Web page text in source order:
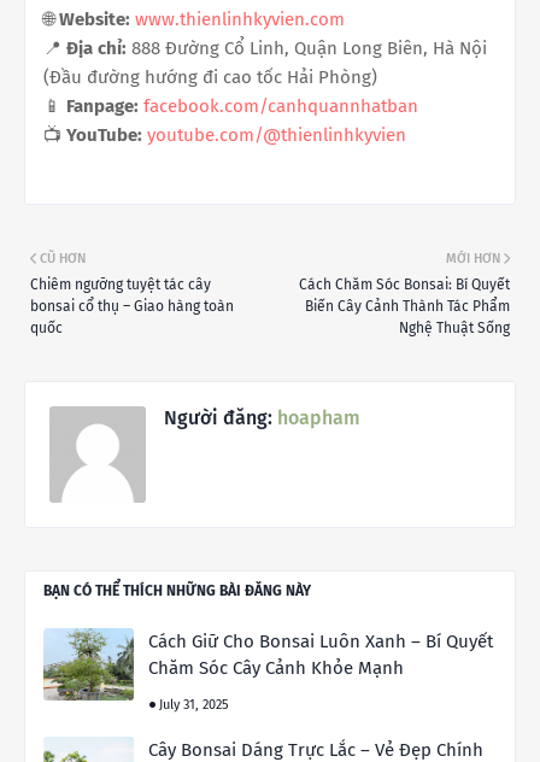
🌐Website: www.thienlinhkyvien.com
📍 Địa chỉ: 888 Đường Cổ Linh, Quận Long Biên, Hà Nội
(Đầu đường hướng đi cao tốc Hải Phòng)
📱 Fanpage: facebook.com/canhquannhatban
📺 YouTube: youtube.com/@thienlinhkyvien
MỚI HƠN
Cách Chăm Sóc Bonsai: Bí Quyết
Biến Cây Cảnh Thành Tác Phẩm
Nghệ Thuật Sống
CŨ HƠN
Chiêm ngưỡng tuyệt tác cây
bonsai cổ thụ – Giao hàng toàn
quốc
Người đăng: hoapham
BẠN CÓ THỂ THÍCH NHỮNG BÀI ĐĂNG NÀY
Cách Giữ Cho Bonsai Luôn Xanh – Bí Quyết
Chăm Sóc Cây Cảnh Khỏe Mạnh
July 31, 2025
Cây Bonsai Dáng Trực Lắc – Vẻ Đẹp Chính